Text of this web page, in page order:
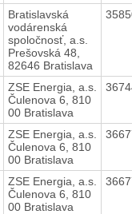
Bratislavská
vodárenská
spoločnosť, a.s.
Prešovská 48,
82646 Bratislava
ZSE Energia, a.s.
Čulenova 6, 810
00 Bratislava
ZSE Energia, a.s.
Čulenova 6, 810
00 Bratislava
ZSE Energia, a.s.
Čulenova 6, 810
00 Bratislava